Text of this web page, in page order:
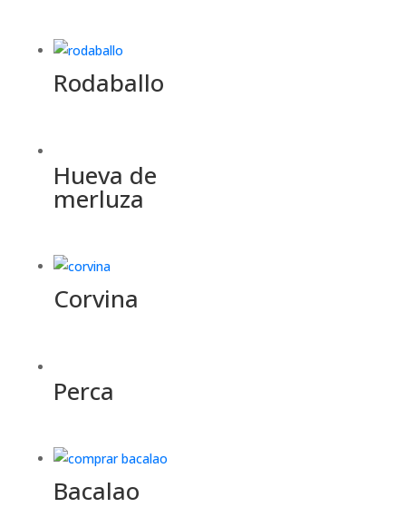
Rodaballo
Hueva de
merluza
Corvina
Perca
Bacalao